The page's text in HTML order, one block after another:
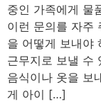
중인 가족에게 물
이런 문의를 자주
을 어떻게 보내야
근무지로 보낼 수
음식이나 옷을 보
게 아이 […]